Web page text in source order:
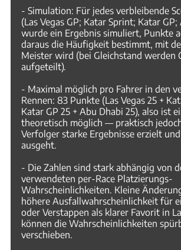
- Simulation: Für jedes verbleibende
(Las Vegas GP; Katar Sprint; Katar
wurde ein Ergebnis simuliert, Punkte
daraus die Häufigkeit bestimmt, mit
Meister wird (bei Gleichstand werden
aufgeteilt).
- Maximal möglich pro Fahrer in den
Rennen: 83 Punkte (Las Vegas 25 +
Katar GP 25 + Abu Dhabi 25), also ist
theoretisch möglich — praktisch
Verfolger starke Ergebnisse erzielt
ausgeht.
- Die Zahlen sind stark abhängig von
verwendeten per-Race Platzierungs-
Wahrscheinlichkeiten. Kleine
höhere Ausfallwahrscheinlichkeit für
oder Verstappen als klarer Favorit in
können die Wahrscheinlichkeiten
verschieben.